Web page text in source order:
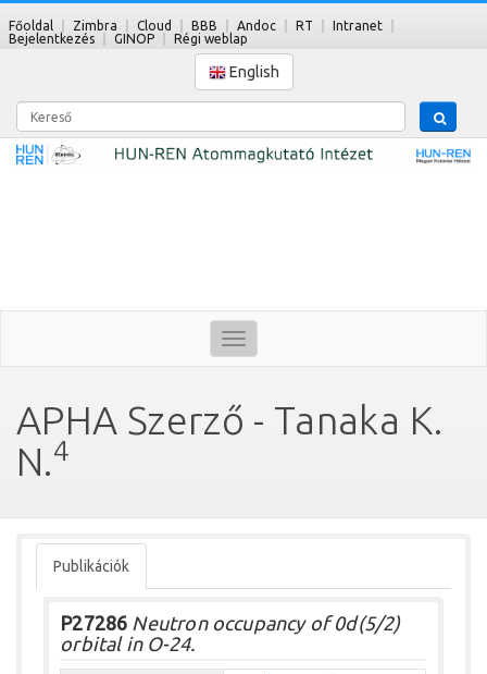
Főoldal Zimbra Cloud BBB Andoc RT
Intranet
Bejelentkezés
GINOP Régi weblap
English
Kereső
Toggle
navigation
APHA Szerző - Tanaka K.
N.4
Publikációk
P27286 Neutron occupancy of 0d(5/2)
orbital in O-24.